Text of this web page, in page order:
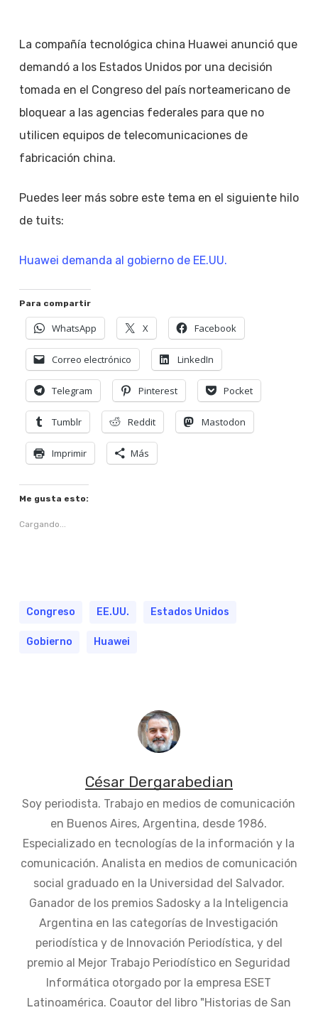
La compañía tecnológica china Huawei anunció que
demandó a los Estados Unidos por una decisión
tomada en el Congreso del país norteamericano de
bloquear a las agencias federales para que no
utilicen equipos de telecomunicaciones de
fabricación china.
Puedes leer más sobre este tema en el siguiente hilo
de tuits:
Huawei demanda al gobierno de EE.UU.
Para compartir
WhatsApp X Facebook
Correo electrónico LinkedIn
Telegram Pinterest Pocket
Tumblr Reddit Mastodon
Imprimir Más
Me gusta esto:
Cargando...
Congreso EE.UU. Estados Unidos
Gobierno Huawei
César Dergarabedian
Soy periodista. Trabajo en medios de comunicación
en Buenos Aires, Argentina, desde 1986.
Especializado en tecnologías de la información y la
comunicación. Analista en medios de comunicación
social graduado en la Universidad del Salvador.
Ganador de los premios Sadosky a la Inteligencia
Argentina en las categorías de Investigación
periodística y de Innovación Periodística, y del
premio al Mejor Trabajo Periodístico en Seguridad
Informática otorgado por la empresa ESET
Latinoamérica. Coautor del libro "Historias de San